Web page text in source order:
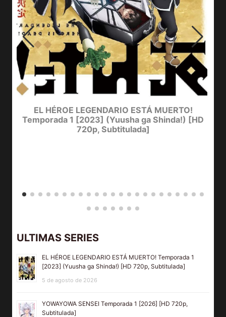
EL HÉROE LEGENDARIO ESTÁ MUERTO!
Temporada 1 [2023] (Yuusha ga Shinda!) [HD
720p, Subtitulada]
ULTIMAS SERIES
EL HÉROE LEGENDARIO ESTÁ MUERTO! Temporada 1
[2023] (Yuusha ga Shinda!) [HD 720p, Subtitulada]
5 de agosto de 2026
YOWAYOWA SENSEI Temporada 1 [2026] [HD 720p,
Subtitulada]